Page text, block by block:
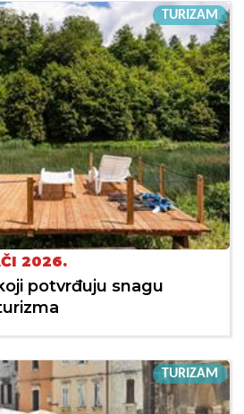
TURIZAM
2026.
potvrđuju snagu
TURIZAM